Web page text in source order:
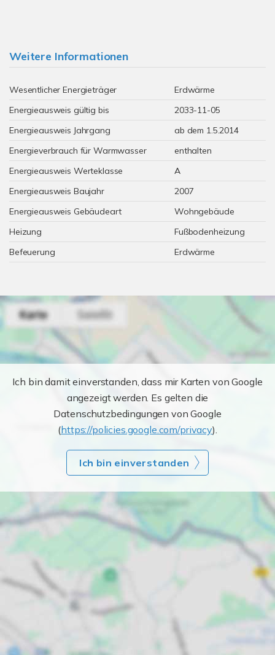
Weitere Informationen
Wesentlicher Energieträger
Erdwärme
Energieausweis gültig bis
2033-11-05
Energieausweis Jahrgang
ab dem 1.5.2014
Energieverbrauch für Warmwasser
enthalten
Energieausweis Werteklasse
A
Energieausweis Baujahr
2007
Energieausweis Gebäudeart
Wohngebäude
Heizung
Fußbodenheizung
Befeuerung
Erdwärme
Ich bin damit einverstanden, dass mir Karten von Google
angezeigt werden. Es gelten die
Datenschutzbedingungen von Google
(https://policies.google.com/privacy).
Ich bin einverstanden